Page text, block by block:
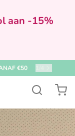
aan -15%
€50